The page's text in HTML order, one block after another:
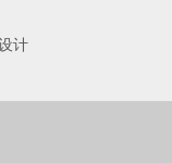
计